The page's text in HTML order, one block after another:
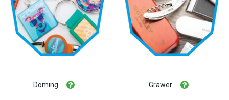
Doming Grawer